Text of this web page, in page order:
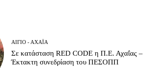
ΑΊΓΙΟ - ΑΧΑΪ́Α
Σε κατάσταση RED CODE η Π.Ε. Αχαΐας –
Έκτακτη συνεδρίαση του ΠΕΣΟΠΠ